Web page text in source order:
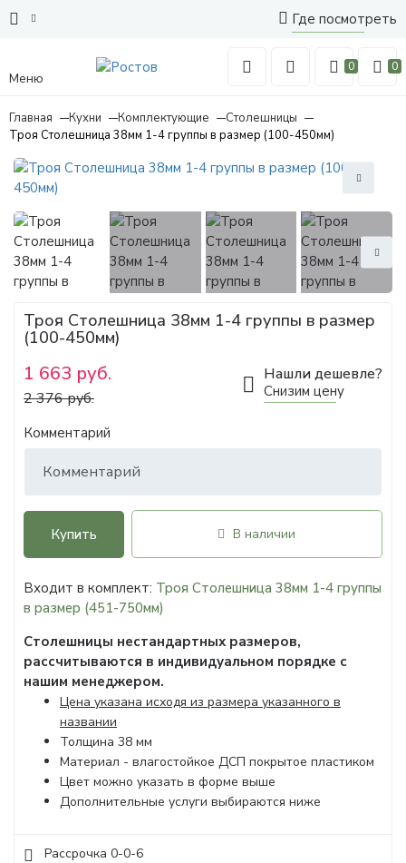
Где посмотреть
Меню
0 0
Главная Кухни Комплектующие
Столешницы
Троя Столешница 38мм 1-4 группы в размер (100-450мм)
Рассрочка 0-0-6
Троя Столешница 38мм 1-4 группы в размер
(100-450мм)
1 663 руб.
2 376 руб.
Нашли дешевле?
Снизим цену
Комментарий
Купить В наличии
Входит в комплект: Троя Столешница 38мм 1-4 группы
в размер (451-750мм)
Столешницы нестандартных размеров,
рассчитываются в индивидуальном порядке с
нашим менеджером.
Цена указана исходя из размера указанного в
названии
Толщина 38 мм
Материал - влагостойкое ДСП покрытое пластиком
Цвет можно указать в форме выше
Дополнительные услуги выбираются ниже